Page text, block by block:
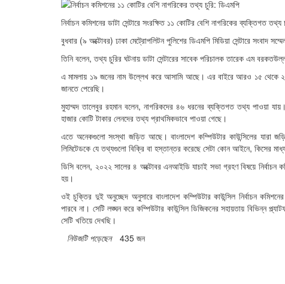
নির্বাচন কমিশনের ডাটা সেন্টারে সংরক্ষিত ১১ কোটির বেশি নাগরিকের ব্যক্তিগত
বুধবার (৯ অক্টোবর) ঢাকা মেট্রোপলিটন পুলিশের ডিএমপি মিডিয়া সেন্টারে সংবাদ
তিনি বলেন, তথ্য চুরির ঘটনায় ডাটা সেন্টারের সাবেক পরিচালক তারেক এম
এ মামলায় ১৯ জনের নাম উল্লেখ করে আসামি আছে। এর বাইরে আরও ১৫ থেকে
জানতে পেরেছি।
মুহাম্মদ তালেবুর রহমান বলেন, নাগরিকদের ৪৬ ধরনের ব্যক্তিগত তথ্য পাওয়া
হাজার কোটি টাকার লেনদের তথ্য প্রাথমিকভাবে পাওয়া গেছে।
এতে অনেকগুলো সংস্থা জড়িত আছে। বাংলাদেশ কম্পিউটার কাউন্সিলের যারা
লিমিটেডকে যে তথ্যগুলো বিক্রি বা হস্তান্তর করেছে সেটা কোন আইনে, কিসের
ডিসি বলেন, ২০২২ সালের ৪ অক্টোবর এনআইডি যাচাই সভা গ্রহণ বিষয়ে নির্বাচন
হয়।
ওই চুক্তির দুই অনুচ্ছেদ অনুসারে বাংলাদেশ কম্পিউটার কাউন্সিল নির্বাচন
পারবে না। সেটি লঙ্ঘন করে কম্পিউটার কাউন্সিল ডিজিকনের সহায়তায় বিভিন্ন
সেটি খতিয়ে দেখছি।
নিউজটি পড়েছেন 435 জন